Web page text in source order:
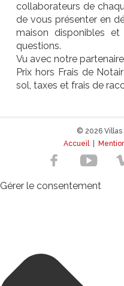
collaborateurs de
de vous présenter en
maison disponibles
questions.
Vu avec notre
Prix hors Frais de
sol, taxes et frais de
© 2026 Villas
Accueil|
Gérer le consentement